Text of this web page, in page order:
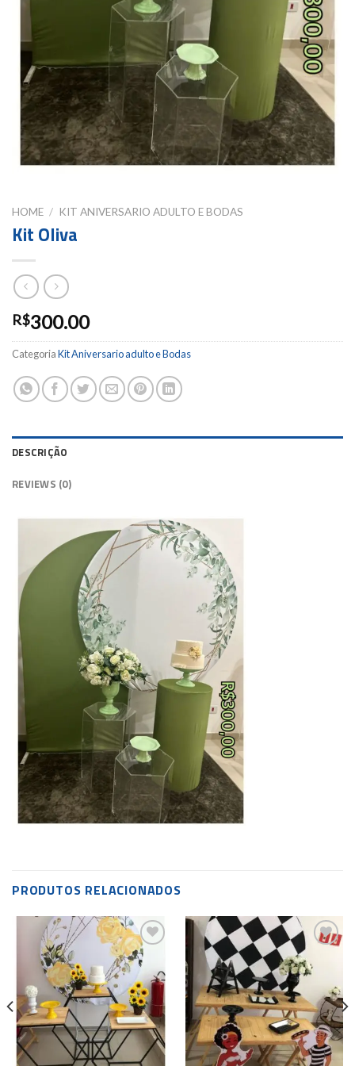
HOME / KIT ANIVERSARIO ADULTO E BODAS
Kit Oliva
R$300.00
CategoriaKit Aniversario adulto e Bodas
DESCRIÇÃO
REVIEWS (0)
PRODUTOS RELACIONADOS
Add to
wishlist
wishlist